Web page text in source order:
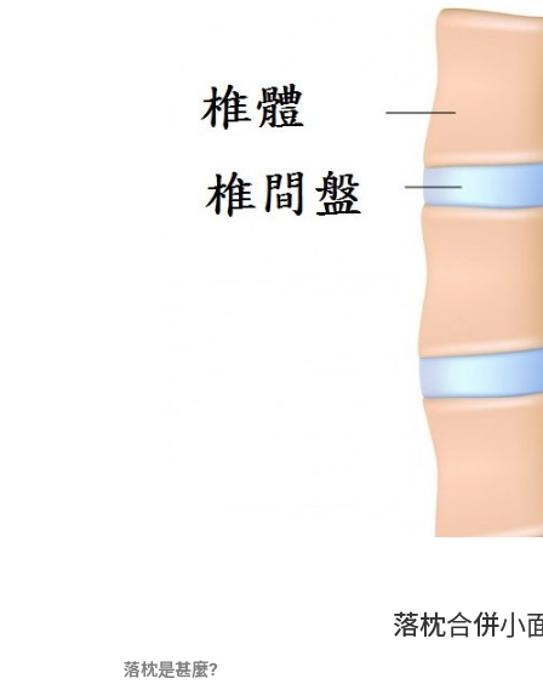
落枕合併小
落枕是甚麼?